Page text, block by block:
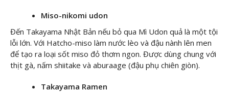
Miso-nikomi udon
Đến Takayama Nhật Bản nếu bỏ qua Mì Udon quả là một tội
lỗi lớn. Với Hatcho-miso làm nước lèo và đậu nành lên men
để tạo ra loại sốt miso đỏ thơm ngon. Được dùng chung với
thịt gà, nấm shiitake và aburaage (đậu phụ chiên giòn).
Takayama Ramen